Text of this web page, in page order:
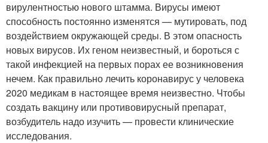
вирулентностью нового штамма. Вирусы имеют
способность постоянно изменятся — мутировать, под
воздействием окружающей среды. В этом опасность
новых вирусов. Их геном неизвестный, и бороться с
такой инфекцией на первых порах ее возникновения
нечем. Как правильно лечить коронавирус у человека
2020 медикам в настоящее время неизвестно. Чтобы
создать вакцину или противовирусный препарат,
возбудитель надо изучить — провести клинические
исследования.